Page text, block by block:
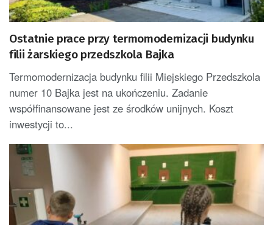
Ostatnie prace przy termomodernizacji budynku
filii żarskiego przedszkola Bajka
Termomodernizacja budynku filii Miejskiego Przedszkola
numer 10 Bajka jest na ukończeniu. Zadanie
współfinansowane jest ze środków unijnych. Koszt
inwestycji to...